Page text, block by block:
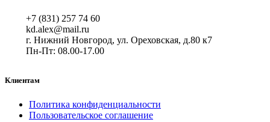
+7 (831) 257 74 60
kd.alex@mail.ru
г. Нижний Новгород, ул. Ореховская, д.80 к7
Пн-Пт: 08.00-17.00
Клиентам
Политика конфиденциальности
Пользовательское соглашение